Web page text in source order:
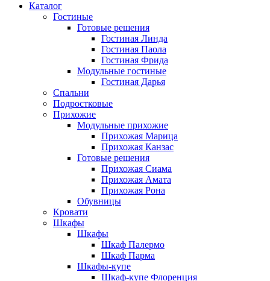
Каталог
Гостиные
Готовые решения
Гостиная Линда
Гостиная Паола
Гостиная Фрида
Модульные гостиные
Гостиная Дарья
Спальни
Подростковые
Прихожие
Модульные прихожие
Прихожая Марица
Прихожая Канзас
Готовые решения
Прихожая Сиама
Прихожая Амата
Прихожая Рона
Обувницы
Кровати
Шкафы
Шкафы
Шкаф Палермо
Шкаф Парма
Шкафы-купе
Шкаф-купе Флоренция